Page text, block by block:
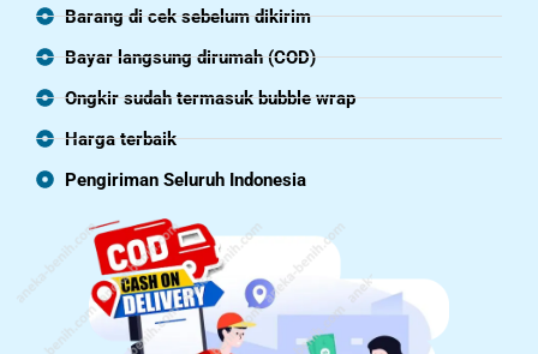
Barang di cek sebelum dikirim
Bayar langsung dirumah (COD)
Ongkir sudah termasuk bubble wrap
Harga terbaik
Pengiriman Seluruh Indonesia